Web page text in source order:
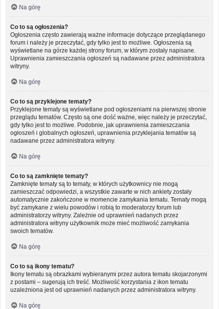
Na górę
Co to są ogłoszenia?
Ogłoszenia często zawierają ważne informacje dotyczące przeglądanego
forum i należy je przeczytać, gdy tylko jest to możliwe. Ogłoszenia są
wyświetlane na górze każdej strony forum, w którym zostały napisane.
Uprawnienia zamieszczania ogłoszeń są nadawane przez administratora
witryny.
Na górę
Co to są przyklejone tematy?
Przyklejone tematy są wyświetlane pod ogłoszeniami na pierwszej stronie
przeglądu tematów. Często są one dość ważne, więc należy je przeczytać,
gdy tylko jest to możliwe. Podobnie, jak uprawnienia zamieszczania
ogłoszeń i globalnych ogłoszeń, uprawnienia przyklejania tematów są
nadawane przez administratora witryny.
Na górę
Co to są zamknięte tematy?
Zamknięte tematy są to tematy, w których użytkownicy nie mogą
zamieszczać odpowiedzi, a wszystkie zawarte w nich ankiety zostały
automatycznie zakończone w momencie zamykania tematu. Tematy mogą
być zamykane z wielu powodów i robią to moderatorzy forum lub
administratorzy witryny. Zależnie od uprawnień nadanych przez
administratora witryny użytkownik może mieć możliwość zamykania
swoich tematów.
Na górę
Co to są ikony tematu?
Ikony tematu są obrazkami wybieranymi przez autora tematu skojarzonymi
z postami – sugerują ich treść. Możliwość korzystania z ikon tematu
uzależniona jest od uprawnień nadanych przez administratora witryny.
Na górę